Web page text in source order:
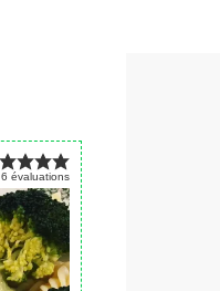
6 évaluations